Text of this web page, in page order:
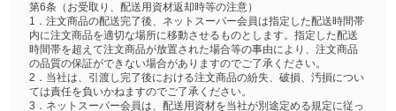
第6条（お受取り、配送用資材返却時等の注意）
1．注文商品の配送完了後、ネットスーパー会員は指定した配送時間帯
内に注文商品を適切な場所に移動させるものとします。指定した配送
時間帯を超えて注文商品が放置された場合等の事由により、注文商品
の品質の保証ができない場合がありますのでご了承ください。
2．当社は、引渡し完了後における注文商品の紛失、破損、汚損につい
ては責任を負いかねますのでご了承ください。
3．ネットスーパー会員は、配送用資材を当社が別途定める規定に従っ